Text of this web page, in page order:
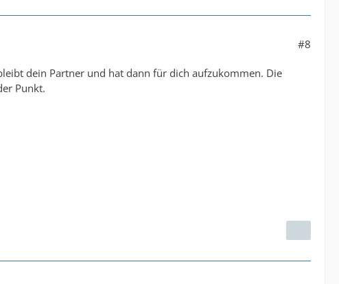
#8
dein Partner und hat dann für dich aufzukommen. Die
Punkt.